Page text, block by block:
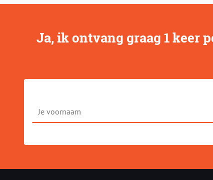
Ja, ik ontvang graag 1 keer
Je
voornaam